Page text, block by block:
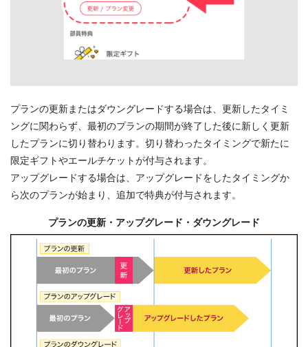
プランの更新またはダウングレードする場合は、更新したタイミ
ングに関わらず、最初のプランの期間が終了した後に新しく更新
したプランに切り替わります。切り替わったタイミングで新たに
限定ギフトやエールチケットが付与されます。
アップグレードする場合は、アップグレードをしたタイミングか
ら次のプランが始まり、追加で特典が付与されます。
プランの更新・アップグレード・ダウングレード